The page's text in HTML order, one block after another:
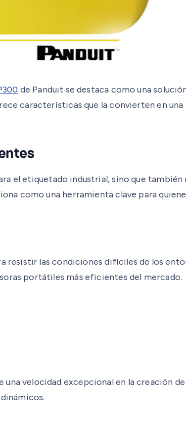
de Panduit se destaca como una
características que la convierten en
el etiquetado industrial, sino que
como una herramienta clave para
resistir las condiciones difíciles de los
portátiles más eficientes del mercado.
velocidad excepcional en la creación